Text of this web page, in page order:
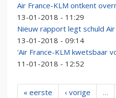
Air France-KLM ontkent
13-01-2018 - 11:29
Nieuw rapport legt schuld
13-01-2018 - 09:14
'Air France-KLM kwetsbaar
11-01-2018 - 12:52
« eerste ‹ vorige …